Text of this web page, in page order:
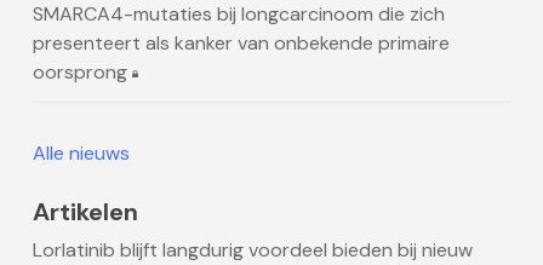
SMARCA4-mutaties bij longcarcinoom die zich
presenteert als kanker van onbekende primaire
oorsprong
Alle nieuws
Artikelen
Lorlatinib blijft langdurig voordeel bieden bij nieuw